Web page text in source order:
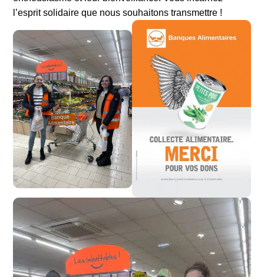
l’esprit solidaire que nous souhaitons transmettre !